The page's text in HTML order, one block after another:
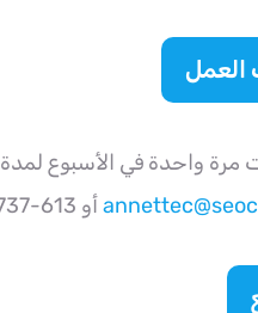
العمل
في الأسبوع لمدة 6 أسابيع. اتصل بنا للحصول على التفاصيل.
أو 613-737-737-7195 تحويلة 2339